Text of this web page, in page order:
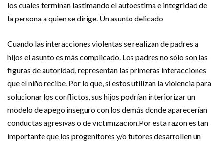
los cuales terminan lastimando el autoestima e integridad de
la persona a quien se dirige. Un asunto delicado
Cuando las interacciones violentas se realizan de padres a
hijos el asunto es más complicado. Los padres no sólo son las
figuras de autoridad, representan las primeras interacciones
que el niño recibe. Por lo que, si estos utilizan la violencia para
solucionar los conflictos, sus hijos podrían interiorizar un
modelo de apego inseguro con los demás donde aparecerían
conductas agresivas o de victimización.Por esta razón es tan
importante que los progenitores y/o tutores desarrollen un